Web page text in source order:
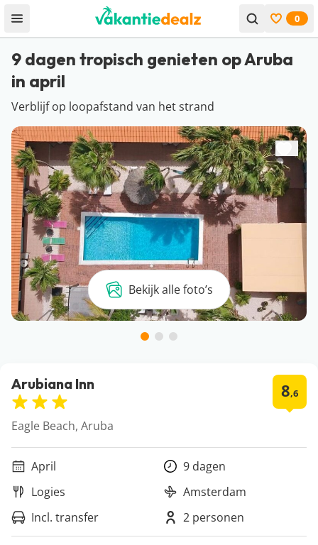
Open menu Bekijk
0
9 dagen tropisch genieten op Aruba
in april
Verblijf op loopafstand van het strand
Bekijk alle foto’s
Arubiana Inn 8,6
Eagle Beach, Aruba
April
9 dagen
Logies
Amsterdam
Incl. transfer
2 personen